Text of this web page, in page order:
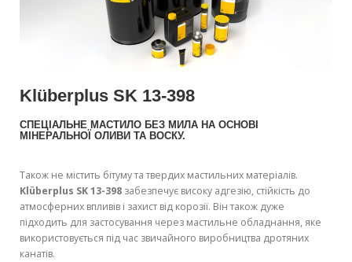
Klüberplus SK 13-398
СПЕЦІАЛЬНЕ МАСТИЛО БЕЗ МИЛА НА ОСНОВІ
МІНЕРАЛЬНОЇ ОЛИВИ ТА ВОСКУ.
Також не містить бітуму та твердих мастильних матеріалів.
Klüberplus SK 13-398 забезпечує високу адгезію, стійкість до
атмосферних впливів і захист від корозії. Він також дуже
підходить для застосування через мастильне обладнання, яке
використовується під час звичайного виробництва дротяних
канатів.